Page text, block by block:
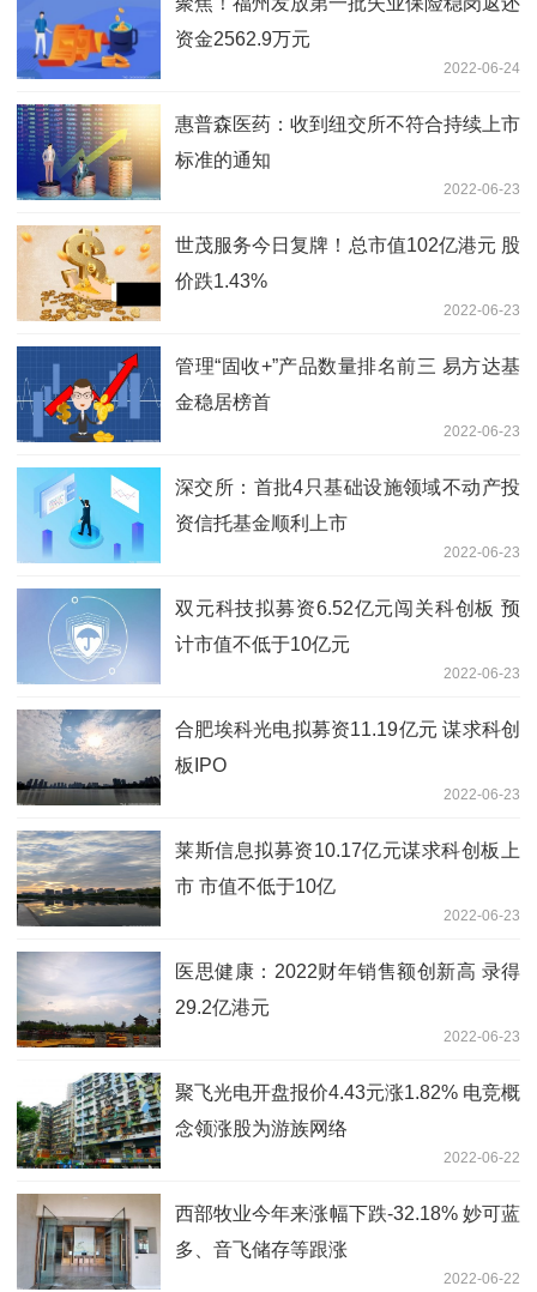
资金2562.9万元
2022-06-24
惠普森医药：收到纽交所不符合持续上市
标准的通知
2022-06-23
世茂服务今日复牌！总市值102亿港元 股
价跌1.43%
2022-06-23
管理“固收+”产品数量排名前三 易方达基
金稳居榜首
2022-06-23
深交所：首批4只基础设施领域不动产投
资信托基金顺利上市
2022-06-23
双元科技拟募资6.52亿元闯关科创板 预
计市值不低于10亿元
2022-06-23
合肥埃科光电拟募资11.19亿元 谋求科创
板IPO
2022-06-23
莱斯信息拟募资10.17亿元谋求科创板上
市 市值不低于10亿
2022-06-23
医思健康：2022财年销售额创新高 录得
29.2亿港元
2022-06-23
聚飞光电开盘报价4.43元涨1.82% 电竞概
念领涨股为游族网络
2022-06-22
西部牧业今年来涨幅下跌-32.18% 妙可蓝
多、音飞储存等跟涨
2022-06-22